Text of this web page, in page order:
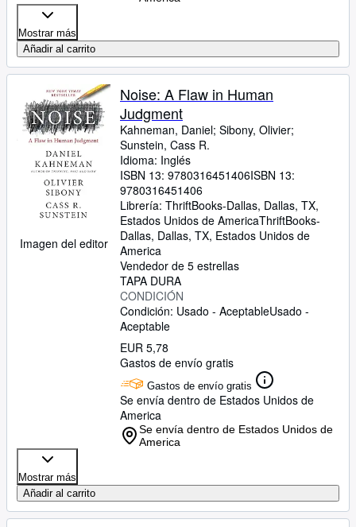
Mostrar más
Añadir al carrito
Imagen del editor
Noise: A Flaw in Human
Judgment
Kahneman, Daniel; Sibony, Olivier;
Sunstein, Cass R.
Idioma: Inglés
ISBN 13: 9780316451406ISBN 13:
9780316451406
Librería: ThriftBooks-Dallas, Dallas, TX,
Estados Unidos de AmericaThriftBooks-
Dallas, Dallas, TX, Estados Unidos de
America
Vendedor de 5 estrellas
TAPA DURA
CONDICIÓN
Condición: Usado - AceptableUsado -
Aceptable
EUR 5,78
Gastos de envío gratis
Gastos de envío gratis
Se envía dentro de Estados Unidos de
America
Se envía dentro de Estados Unidos de
America
Mostrar más
Añadir al carrito